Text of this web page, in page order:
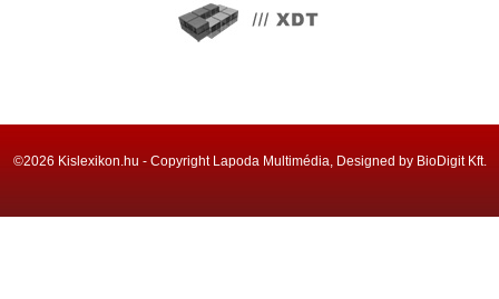
©2026 Kislexikon.hu - Copyright Lapoda Multimédia, Designed by BioDigit Kft.